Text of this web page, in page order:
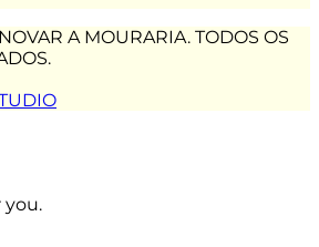
A MOURARIA. TODOS OS
you.